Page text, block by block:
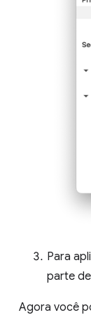
Para
parte
Agora você